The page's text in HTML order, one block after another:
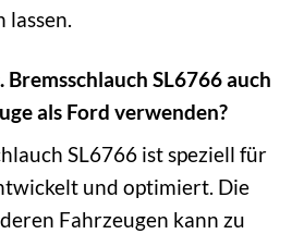
Bremsschlauch SL6766 auch
als Ford verwenden?
SL6766 ist speziell für
und optimiert. Die
Fahrzeugen kann zu